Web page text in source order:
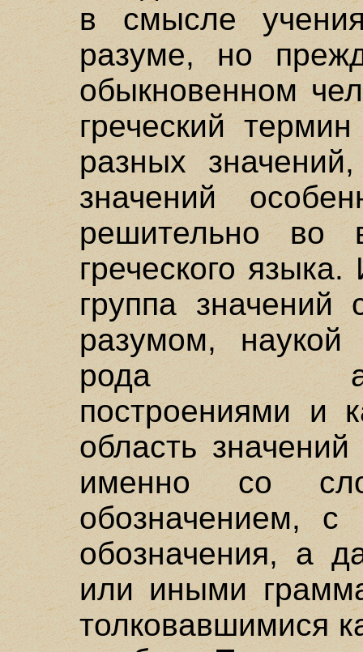
в смысле
разуме, но
обыкновенном
греческий
разных
значений
решительно во
греческого
группа
разумом,
рода
построениями и
область
именно со
обозначением, с
обозначения, а
или иными
толковавшимися